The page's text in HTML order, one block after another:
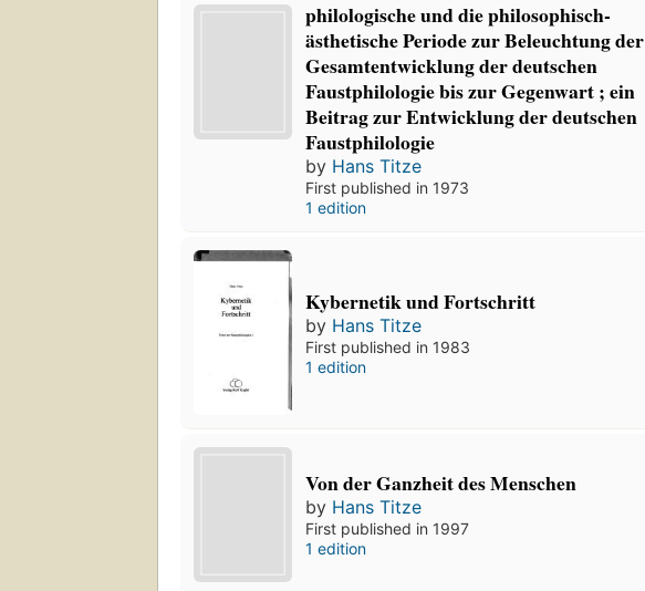
philologische und die philosophisch-
ästhetische Periode zur Beleuchtung der
Gesamtentwicklung der deutschen
Faustphilologie bis zur Gegenwart ; ein
Beitrag zur Entwicklung der deutschen
Faustphilologie
by Hans Titze
First published in 1973
1 edition
Kybernetik und Fortschritt
by Hans Titze
First published in 1983
1 edition
Von der Ganzheit des Menschen
by Hans Titze
First published in 1997
1 edition